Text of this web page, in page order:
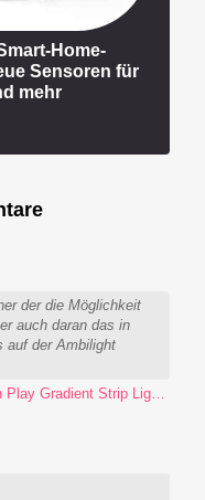
Home-
Sensoren für
mehr
der die Möglichkeit
auch daran das in
auf der Ambilight
→ Philips Hue arbeitet an Play Gradient Strip Light Pro